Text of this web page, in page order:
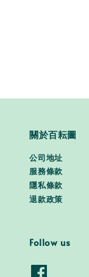
關於百耘圖
公司地址
服務條款
隱私條款
退款政策
Follow us